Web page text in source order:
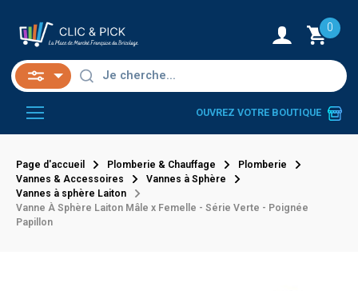
0
OUVREZ VOTRE BOUTIQUE
Page d'accueil Plomberie & Chauffage
Plomberie
Vannes & Accessoires
Vannes à Sphère
Vannes à sphère Laiton
Vanne À Sphère Laiton Mâle x Femelle - Série Verte - Poignée
Papillon